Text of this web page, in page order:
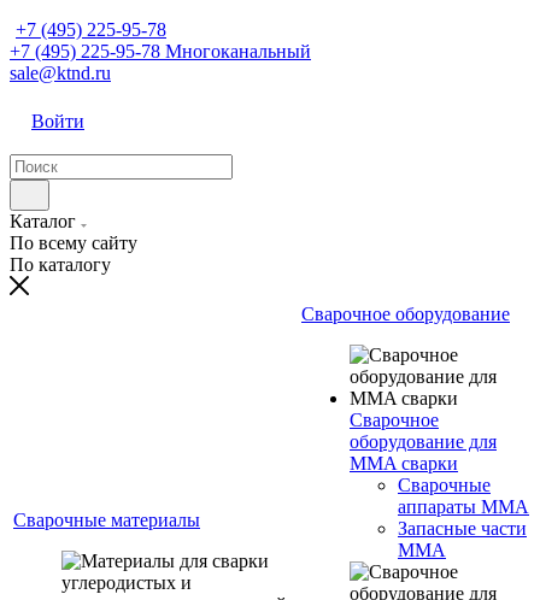
+7 (495) 225-95-78
+7 (495) 225-95-78 Многоканальный
sale@ktnd.ru
Войти
Каталог
По всему сайту
По каталогу
Сварочные материалы
Сварочное оборудование
Сварочное
оборудование для
MMA сварки
Сварочные
аппараты MMA
Запасные части
MMA